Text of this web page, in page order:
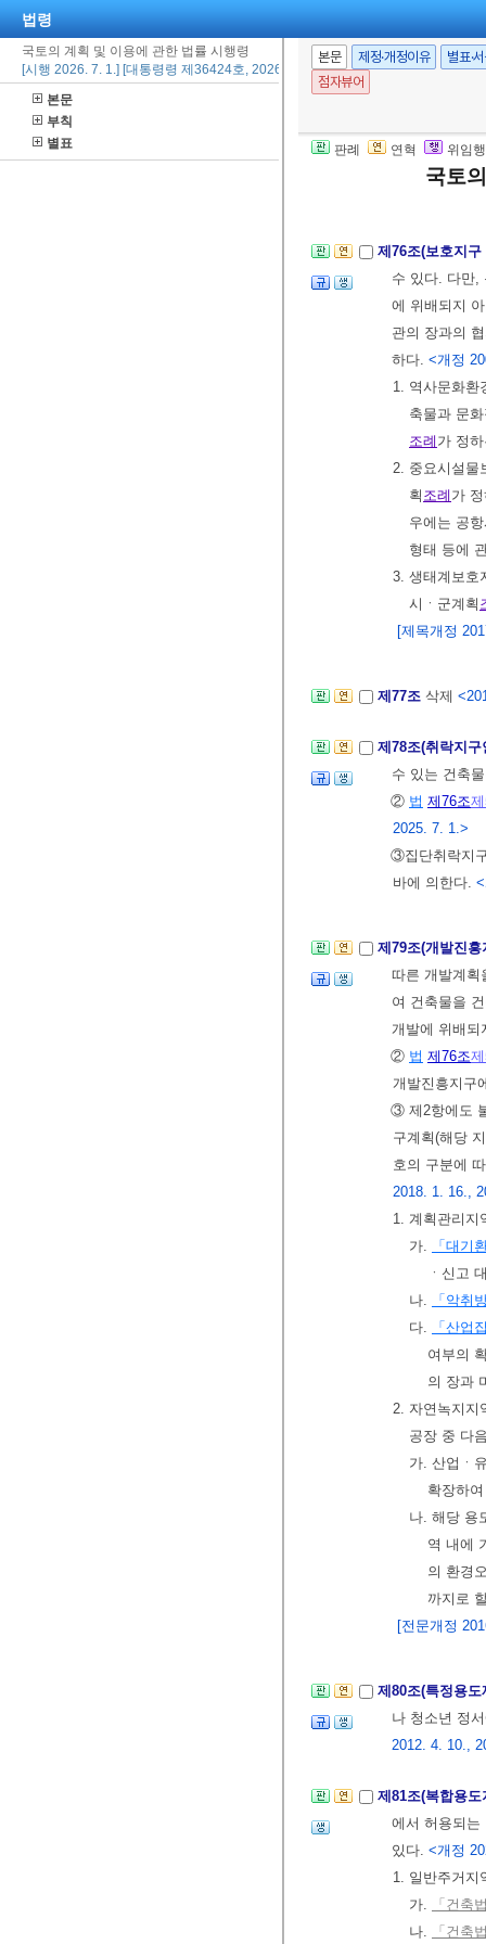
법령
국토의 계획 및 이용에 관한 법률 시행령
[시행 2026. 7. 1.] [대통령령 제36424호, 2026. 6. 23., 타법개정]
본문
부칙
별표
본문 제정·개정이유
별표·
점자뷰어
판례 연혁 위임
국토
물을 건축할
시장ㆍ특별자
에서 도시ㆍ군
제76조(보호지
수 있다. 다만,
에 위배되지
관의 장과의
하다. <개정
1. 역사문화
축물과 문
조례 가 정
2. 중요시설물
획 조례 가
우에는 공
형태 등에
3. 생태계보호
시ㆍ군계획
[제목개정
제77조 삭제
제78조(취락지
수 있는 건축
② 법 제76조
2025. 7. 1.>
③집단취락지
바에 의한다.
제79조(개발진
따른 개발계획
여 건축물을
개발에 위배되
② 법 제76조
개발진흥지구
③ 제2항에도
구계획(해당
호의 구분에
2018. 1. 16.,
1. 계획관리지
가.
「대기
ㆍ신고
나.
「악취
다.
「산업
여부의
의 장과
2. 자연녹지지
공장 중 다
가. 산업ㆍ
확장하
나. 해당 용
역 내에
의 환경
까지로
[전문개정
제80조(특정용
나 청소년 정
2012. 4. 10.,
제81조(복합용
에서 허용되는
있다. <개정
1. 일반주거지
가.
「건축
나.
「건축